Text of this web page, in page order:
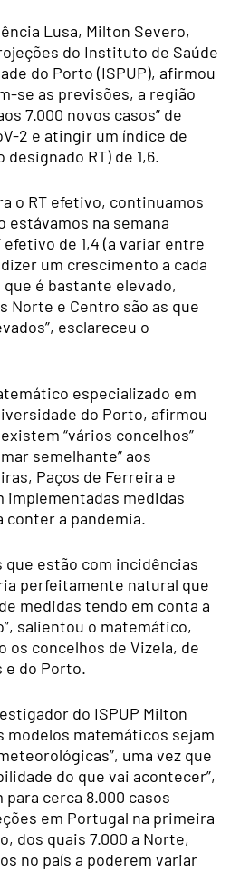
Lusa, Milton Severo,
do Instituto de Saúde
do Porto (ISPUP), afirmou
se as previsões, a região
7.000 novos casos” de
2 e atingir um índice de
RT) de 1,6.
o RT efetivo, continuamos
estávamos na semana
efetivo de 1,4 (a variar entre
dizer um crescimento a cada
é bastante elevado,
Norte e Centro são as que
esclareceu o
especializado em
do Porto, afirmou
“vários concelhos”
semelhante” aos
Paços de Ferreira e
implementadas medidas
a pandemia.
que estão com incidências
perfeitamente natural que
medidas tendo em conta a
salientou o matemático,
os concelhos de Vizela, de
e do Porto.
do ISPUP Milton
modelos matemáticos sejam
uma vez que
do que vai acontecer”,
cerca 8.000 casos
em Portugal na primeira
dos quais 7.000 a Norte,
no país a poderem variar